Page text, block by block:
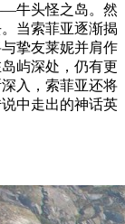
牛头怪之岛。然
当索菲亚逐渐揭
挚友莱妮并肩作
屿深处，仍有更
入，索菲亚还将
中走出的神话英